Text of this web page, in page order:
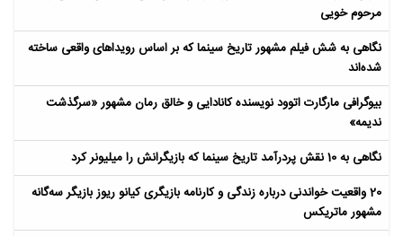
مرحوم خویی
نگاهی به شش فیلم مشهور تاریخ سینما که بر اساس رویداهای واقعی ساخته
شده‌اند
بیوگرافی مارگارت اتوود نویسنده کانادایی و خالق رمان مشهور «سرگذشت
ندیمه»
نگاهی به 10 نقش پردرآمد تاریخ سینما که بازیگرانش را میلیونر کرد
20 واقعیت خواندنی درباره زندگی و کارنامه بازیگری کیانو ریوز بازیگر سه‌گانه
مشهور ماتریکس